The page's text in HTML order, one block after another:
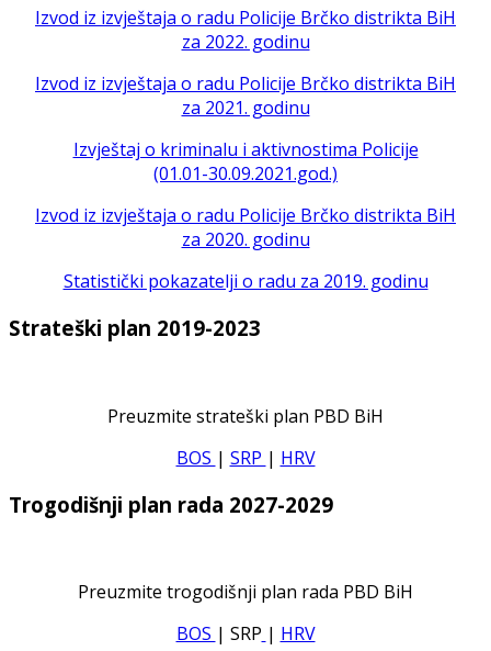
Izvod iz izvještaja o radu Policije Brčko distrikta BiH
za 2022. godinu
Izvod iz izvještaja o radu Policije Brčko distrikta BiH
za 2021. godinu
Izvještaj o kriminalu i aktivnostima Policije
(01.01-30.09.2021.god.)
Izvod iz izvještaja o radu Policije Brčko distrikta BiH
za 2020. godinu
Statistički pokazatelji o radu za 2019. godinu
Strateški plan 2019-2023
Preuzmite strateški plan PBD BiH
BOS | SRP | HRV
Trogodišnji plan rada 2027-2029
Preuzmite trogodišnji plan rada PBD BiH
BOS | SRP | HRV